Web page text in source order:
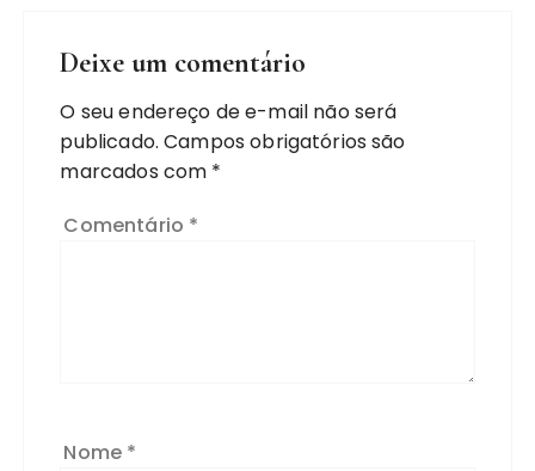
Deixe um comentário
O seu endereço de e-mail não será
publicado. Campos obrigatórios são
marcados com *
Comentário *
Nome *